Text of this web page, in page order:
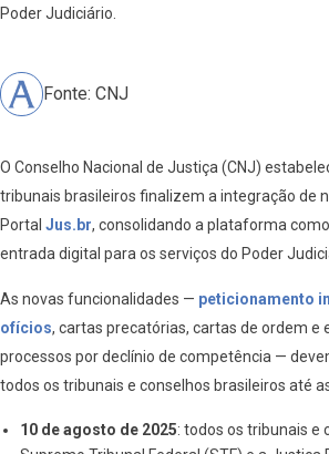
Poder Judiciário.
Fonte: CNJ
O Conselho Nacional de Justiça (CNJ)
tribunais brasileiros finalizem a integração de
Portal Jus.br, consolidando a plataforma
entrada digital para os serviços do Poder
As novas funcionalidades — peticionamento
ofícios, cartas precatórias, cartas de ordem e
processos por declínio de competência —
todos os tribunais e conselhos brasileiros até
10 de agosto de 2025: todos os tribunais e